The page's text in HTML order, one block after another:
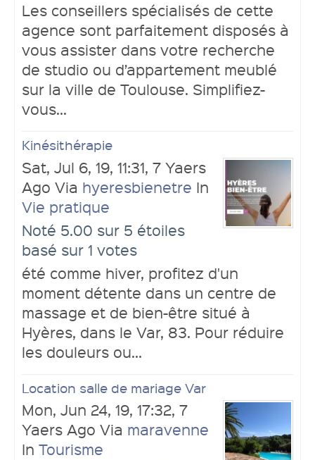
Les conseillers spécialisés de cette
agence sont parfaitement disposés à
vous assister dans votre recherche
de studio ou d’appartement meublé
sur la ville de Toulouse. Simplifiez-
vous...
Kinésithérapie
Sat, Jul 6, 19, 11:31, 7 Yaers
Ago Via hyeresbienetre In
Vie pratique
Noté 5.00 sur 5 étoiles
basé sur 1 votes
été comme hiver, profitez d'un
moment détente dans un centre de
massage et de bien-être situé à
Hyères, dans le Var, 83. Pour réduire
les douleurs ou...
Location salle de mariage Var
Mon, Jun 24, 19, 17:32, 7
Yaers Ago Via maravenne
In Tourisme